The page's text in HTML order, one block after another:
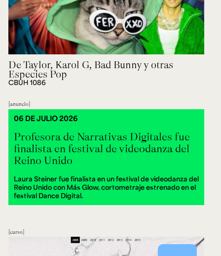
De Taylor, Karol G, Bad Bunny y otras
Especies Pop
CBUH 1086
anuncio
Profesora de Narrativas Digitales fue
finalista en festival de videodanza del
Reino Unido
Laura Steiner fue finalista en un festival de videodanza del
Reino Unido con Más Glow, cortometraje estrenado en el
festival Dance Digital.
06 DE JULIO 2026
curso